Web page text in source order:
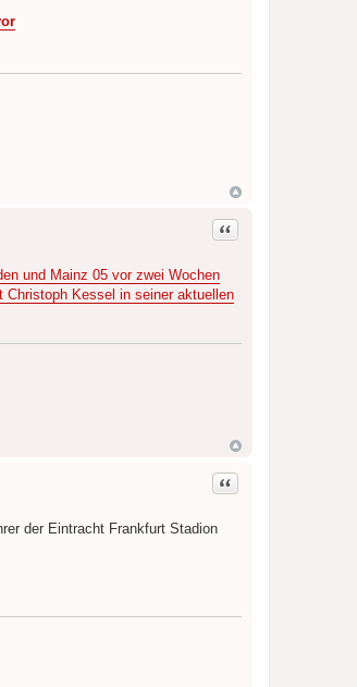
Zitat
und Mainz 05 vor zwei Wochen
Christoph Kessel in seiner aktuellen
Zitat
der Eintracht Frankfurt Stadion